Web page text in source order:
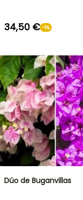
34,50 € -1%
Dúo de Buganvillas